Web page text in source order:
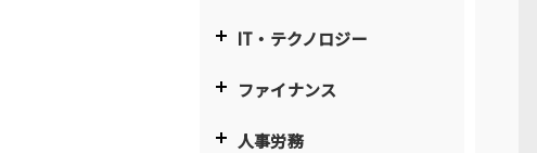
IT・テクノロジー
ファイナンス
人事労務